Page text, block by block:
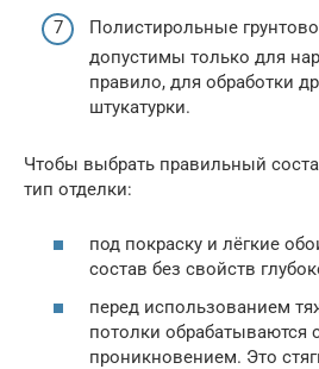
Полистирольные
допустимы только для
правило, для обработки
штукатурки.
Чтобы выбрать правильный
тип отделки:
под покраску и лёгкие
состав без свойств
перед использованием
потолки обрабатываются
проникновением. Это